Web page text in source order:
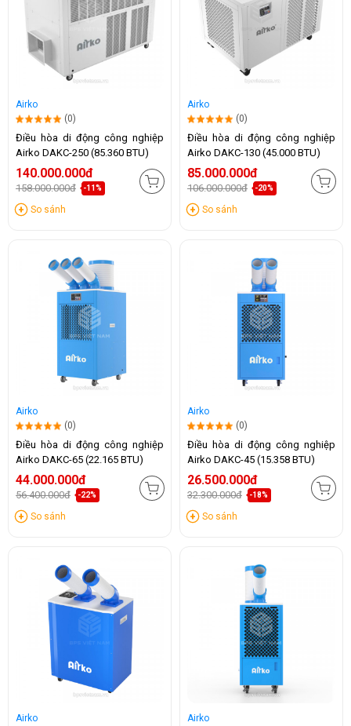
Airko
(0)
Điều hòa di động công nghiệp
Airko DAKC-250 (85.360 BTU)
140.000.000đ
158.000.000đ -11%
So sánh
Airko
(0)
Điều hòa di động công nghiệp
Airko DAKC-130 (45.000 BTU)
85.000.000đ
106.000.000đ -20%
So sánh
Airko
(0)
Điều hòa di động công nghiệp
Airko DAKC-65 (22.165 BTU)
44.000.000đ
56.400.000đ -22%
So sánh
Airko
(0)
Điều hòa di động công nghiệp
Airko DAKC-45 (15.358 BTU)
26.500.000đ
32.300.000đ -18%
So sánh
Airko
Airko